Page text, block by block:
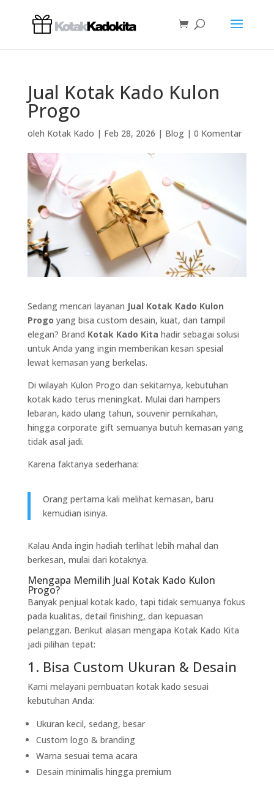
Jual Kotak Kado Kulon
Progo
oleh Kotak Kado | Feb 28, 2026 | Blog| 0 Komentar
Sedang mencari layanan Jual Kotak Kado Kulon
Progo yang bisa custom desain, kuat, dan tampil
elegan? Brand Kotak Kado Kita hadir sebagai solusi
untuk Anda yang ingin memberikan kesan spesial
lewat kemasan yang berkelas.
Di wilayah Kulon Progo dan sekitarnya, kebutuhan
kotak kado terus meningkat. Mulai dari hampers
lebaran, kado ulang tahun, souvenir pernikahan,
hingga corporate gift semuanya butuh kemasan yang
tidak asal jadi.
Karena faktanya sederhana:
Orang pertama kali melihat kemasan, baru
kemudian isinya.
Kalau Anda ingin hadiah terlihat lebih mahal dan
berkesan, mulai dari kotaknya.
Mengapa Memilih Jual Kotak Kado Kulon
Progo?
Banyak penjual kotak kado, tapi tidak semuanya fokus
pada kualitas, detail finishing, dan kepuasan
pelanggan. Berikut alasan mengapa Kotak Kado Kita
jadi pilihan tepat:
1. Bisa Custom Ukuran & Desain
Kami melayani pembuatan kotak kado sesuai
kebutuhan Anda:
Ukuran kecil, sedang, besar
Custom logo & branding
Warna sesuai tema acara
Desain minimalis hingga premium